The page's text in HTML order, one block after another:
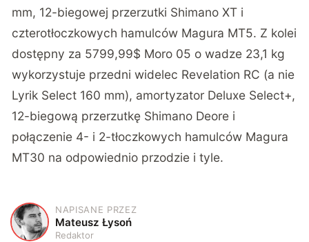
mm, 12-biegowej przerzutki Shimano XT i
czterotłoczkowych hamulców Magura MT5. Z kolei
dostępny za 5799,99$ Moro 05 o wadze 23,1 kg
wykorzystuje przedni widelec Revelation RC (a nie
Lyrik Select 160 mm), amortyzator Deluxe Select+,
12-biegową przerzutkę Shimano Deore i
połączenie 4- i 2-tłoczkowych hamulców Magura
MT30 na odpowiednio przodzie i tyle.
M
NAPISANE PRZEZ
Mateusz Łysoń
Redaktor